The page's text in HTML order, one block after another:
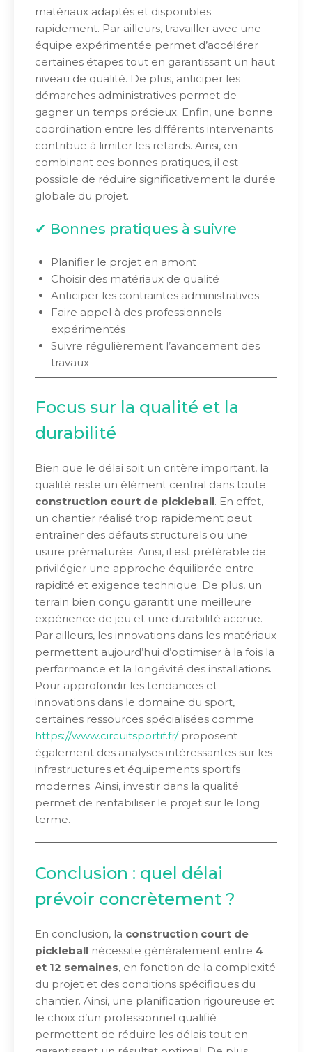
matériaux adaptés et disponibles
rapidement. Par ailleurs, travailler avec une
équipe expérimentée permet d’accélérer
certaines étapes tout en garantissant un haut
niveau de qualité. De plus, anticiper les
démarches administratives permet de
gagner un temps précieux. Enfin, une bonne
coordination entre les différents intervenants
contribue à limiter les retards. Ainsi, en
combinant ces bonnes pratiques, il est
possible de réduire significativement la durée
globale du projet.
✔ Bonnes pratiques à suivre
Planifier le projet en amont
Choisir des matériaux de qualité
Anticiper les contraintes administratives
Faire appel à des professionnels
expérimentés
Suivre régulièrement l’avancement des
travaux
Focus sur la qualité et la
durabilité
Bien que le délai soit un critère important, la
qualité reste un élément central dans toute
construction court de pickleball. En effet,
un chantier réalisé trop rapidement peut
entraîner des défauts structurels ou une
usure prématurée. Ainsi, il est préférable de
privilégier une approche équilibrée entre
rapidité et exigence technique. De plus, un
terrain bien conçu garantit une meilleure
expérience de jeu et une durabilité accrue.
Par ailleurs, les innovations dans les matériaux
permettent aujourd’hui d’optimiser à la fois la
performance et la longévité des installations.
Pour approfondir les tendances et
innovations dans le domaine du sport,
certaines ressources spécialisées comme
https://www.circuitsportif.fr/proposent
également des analyses intéressantes sur les
infrastructures et équipements sportifs
modernes. Ainsi, investir dans la qualité
permet de rentabiliser le projet sur le long
terme.
Conclusion : quel délai
prévoir concrètement ?
En conclusion, la construction court de
pickleball nécessite généralement entre 4
et 12 semaines, en fonction de la complexité
du projet et des conditions spécifiques du
chantier. Ainsi, une planification rigoureuse et
le choix d’un professionnel qualifié
permettent de réduire les délais tout en